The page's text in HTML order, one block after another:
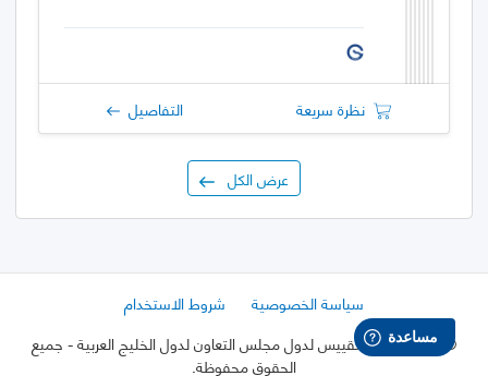
نظرة سريعة التفاصيل
عرض الكل
سياسة الخصوصية
شروط الاستخدام
© 2026 هيئة التقييس لدول مجلس التعاون لدول الخليج العربية
- جميع
الحقوق محفوظة.